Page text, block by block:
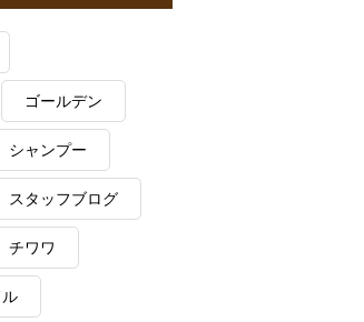
ゴールデン
シャンプー
スタッフブログ
チワワ